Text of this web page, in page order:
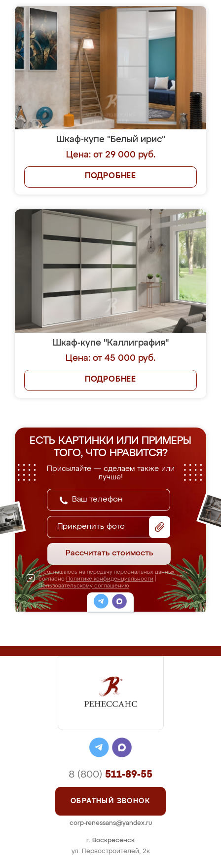
Шкаф-купе "Белый ирис"
Цена: от 29 000 руб.
ПОДРОБНЕЕ
Шкаф-купе "Каллиграфия"
Цена: от 45 000 руб.
ПОДРОБНЕЕ
ЕСТЬ КАРТИНКИ ИЛИ ПРИМЕРЫ
ТОГО, ЧТО НРАВИТСЯ?
Присылайте — сделаем также или
лучше!
Прикрепить фото
Рассчитать стоимость
Я соглашаюсь на передачу персональных данных
согласно Политике конфиденциальности
Пользовательскому соглашению
г. Воскресенск
ул. Первостроителей, 2к
8 (800) 511-89-55
ОБРАТНЫЙ ЗВОНОК
corp-renessans@yandex.ru